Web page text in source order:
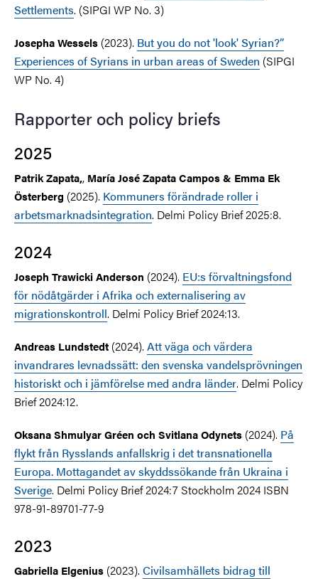
Settlements. (SIPGI WP No. 3)
Josepha Wessels (2023). But you do not 'look' Syrian?”
Experiences of Syrians in urban areas of Sweden (SIPGI
WP No. 4)
Rapporter och policy briefs
2025
Patrik Zapata,, María José Zapata Campos& Emma Ek
Österberg (2025). Kommuners förändrade roller i
arbetsmarknadsintegration. Delmi Policy Brief 2025:8.
2024
Joseph Trawicki Anderson (2024). EU:s förvaltningsfond
för nödåtgärder i Afrika och externalisering av
migrationskontroll. Delmi Policy Brief 2024:13.
Andreas Lundstedt (2024). Att väga och värdera
invandrares levnadssätt: den svenska vandelsprövningen
historiskt och i jämförelse med andra länder. Delmi Policy
Brief 2024:12.
Oksana Shmulyar Gréen och Svitlana Odynets (2024). På
flykt från Rysslands anfallskrig i det transnationella
Europa. Mottagandet av skyddssökande från Ukraina i
Sverige. Delmi Policy Brief 2024:7 Stockholm 2024 ISBN
978-91-89701-77-9
2023
Gabriella Elgenius (2023). Civilsamhällets bidrag till